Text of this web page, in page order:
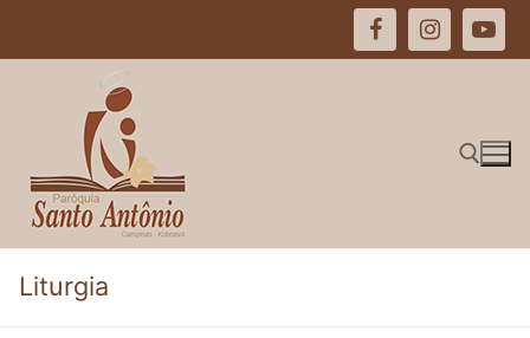
Pesquisar por:
Liturgia